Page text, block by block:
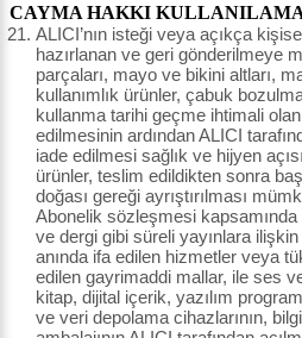
CAYMA HAKKI
ALICI’nın isteği veya açıkça
hazırlanan ve geri gönderilmeye
parçaları, mayo ve bikini altları,
kullanımlık ürünler, çabuk
kullanma tarihi geçme ihtimali
edilmesinin ardından ALICI
iade edilmesi sağlık ve hijyen
ürünler, teslim edildikten sonra
doğası gereği ayrıştırılması
Abonelik sözleşmesi kapsamında
ve dergi gibi süreli yayınlara
anında ifa edilen hizmetler veya
edilen gayrimaddi mallar, ile ses
kitap, dijital içerik, yazılım
ve veri depolama cihazlarının,